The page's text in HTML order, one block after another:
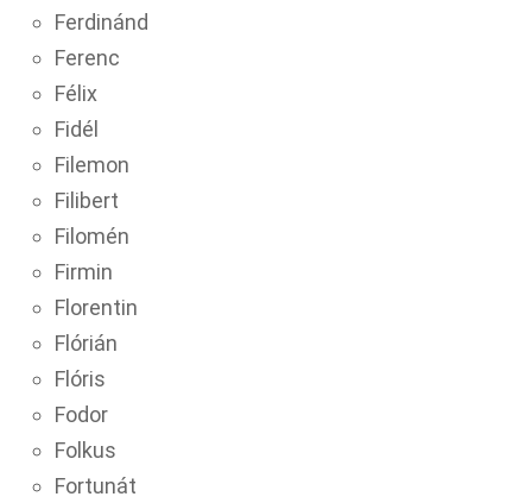
Ferdinánd
Ferenc
Félix
Fidél
Filemon
Filibert
Filomén
Firmin
Florentin
Flórián
Flóris
Fodor
Folkus
Fortunát